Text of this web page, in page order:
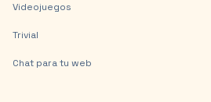
Videojuegos
Trivial
Chat para tu web